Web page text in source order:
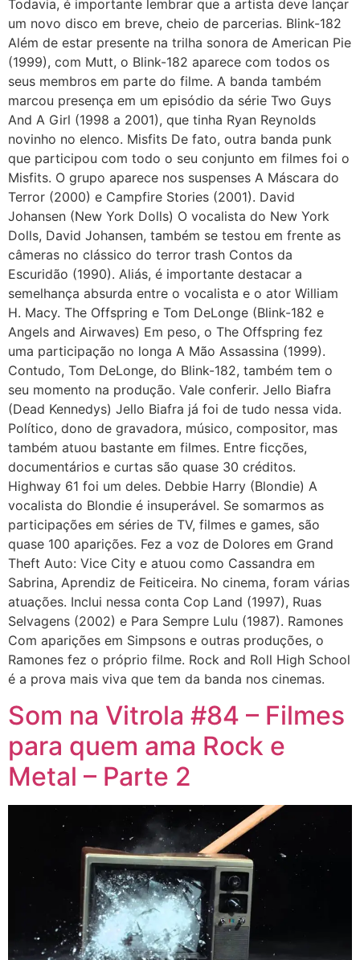
Todavia, é importante lembrar que a artista deve lançar
um novo disco em breve, cheio de parcerias. Blink-182
Além de estar presente na trilha sonora de American Pie
(1999), com Mutt, o Blink-182 aparece com todos os
seus membros em parte do filme. A banda também
marcou presença em um episódio da série Two Guys
And A Girl (1998 a 2001), que tinha Ryan Reynolds
novinho no elenco. Misfits De fato, outra banda punk
que participou com todo o seu conjunto em filmes foi o
Misfits. O grupo aparece nos suspenses A Máscara do
Terror (2000) e Campfire Stories (2001). David
Johansen (New York Dolls) O vocalista do New York
Dolls, David Johansen, também se testou em frente as
câmeras no clássico do terror trash Contos da
Escuridão (1990). Aliás, é importante destacar a
semelhança absurda entre o vocalista e o ator William
H. Macy. The Offspring e Tom DeLonge (Blink-182 e
Angels and Airwaves) Em peso, o The Offspring fez
uma participação no longa A Mão Assassina (1999).
Contudo, Tom DeLonge, do Blink-182, também tem o
seu momento na produção. Vale conferir. Jello Biafra
(Dead Kennedys) Jello Biafra já foi de tudo nessa vida.
Político, dono de gravadora, músico, compositor, mas
também atuou bastante em filmes. Entre ficções,
documentários e curtas são quase 30 créditos.
Highway 61 foi um deles. Debbie Harry (Blondie) A
vocalista do Blondie é insuperável. Se somarmos as
participações em séries de TV, filmes e games, são
quase 100 aparições. Fez a voz de Dolores em Grand
Theft Auto: Vice City e atuou como Cassandra em
Sabrina, Aprendiz de Feiticeira. No cinema, foram várias
atuações. Inclui nessa conta Cop Land (1997), Ruas
Selvagens (2002) e Para Sempre Lulu (1987). Ramones
Com aparições em Simpsons e outras produções, o
Ramones fez o próprio filme. Rock and Roll High School
é a prova mais viva que tem da banda nos cinemas.
Som na Vitrola #84 – Filmes
para quem ama Rock e
Metal – Parte 2